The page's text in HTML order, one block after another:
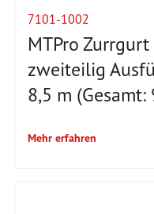
7101-1002
MTPro
zweiteilig
8,5 m (Gesamt:
Mehr erfahren